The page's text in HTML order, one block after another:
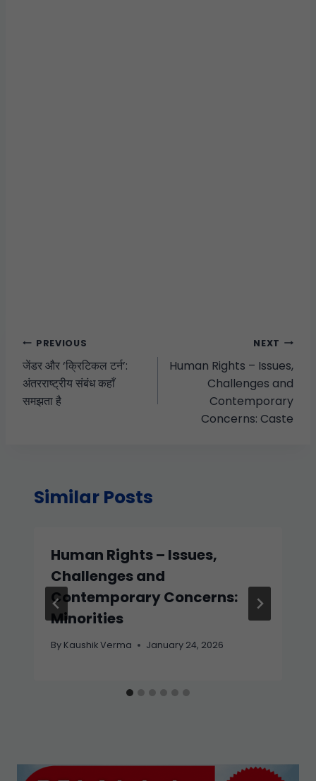
PREVIOUS
जेंडर और ‘क्रिटिकल टर्न’:
अंतरराष्ट्रीय संबंध कहाँ
समझता है
NEXT
Human Rights – Issues,
Challenges and
Contemporary
Concerns: Caste
Similar Posts
Human Rights – Issues,
Challenges and
Contemporary Concerns:
Minorities
By Kaushik Verma January 24, 2026